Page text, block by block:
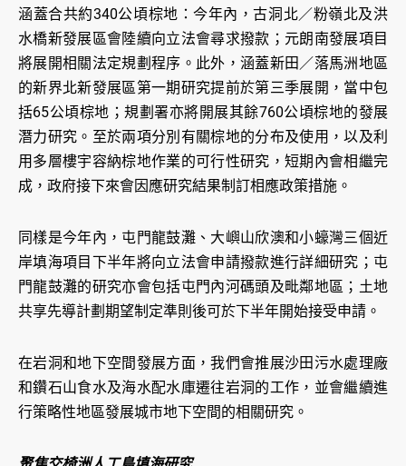
涵蓋合共約340公頃棕地：今年內，古洞北／粉嶺北及洪
水橋新發展區會陸續向立法會尋求撥款；元朗南發展項目
將展開相關法定規劃程序。此外，涵蓋新田／落馬洲地區
的新界北新發展區第一期研究提前於第三季展開，當中包
括65公頃棕地；規劃署亦將開展其餘760公頃棕地的發展
潛力研究。至於兩項分別有關棕地的分布及使用，以及利
用多層樓宇容納棕地作業的可行性研究，短期內會相繼完
成，政府接下來會因應研究結果制訂相應政策措施。
同樣是今年內，屯門龍鼓灘、大嶼山欣澳和小蠔灣三個近
岸填海項目下半年將向立法會申請撥款進行詳細研究；屯
門龍鼓灘的研究亦會包括屯門內河碼頭及毗鄰地區；土地
共享先導計劃期望制定準則後可於下半年開始接受申請。
在岩洞和地下空間發展方面，我們會推展沙田污水處理廠
和鑽石山食水及海水配水庫遷往岩洞的工作，並會繼續進
行策略性地區發展城市地下空間的相關研究。